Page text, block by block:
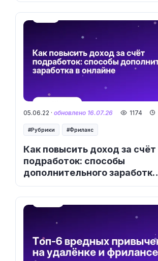
Как повысить доход за счёт
подработок: способы
дополнительного заработка
в онлайне
05.06.22 · обновлено 16.07.26 1174
Рубрики Фриланс